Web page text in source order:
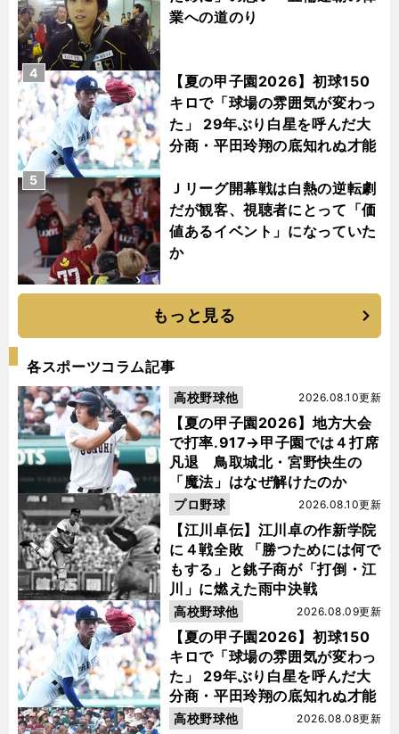
業への道のり
【夏の甲子園2026】初球150
キロで「球場の雰囲気が変わっ
た」 29年ぶり白星を呼んだ大
分商・平田玲翔の底知れぬ才能
4
Ｊリーグ開幕戦は白熱の逆転劇
だが観客、視聴者にとって「価
値あるイベント」になっていた
か
5
もっと見る
各スポーツコラム記事
【夏の甲子園2026】地方大会
で打率.917→甲子園では４打席
凡退 鳥取城北・宮野快生の
「魔法」はなぜ解けたのか
2026.08.10更新
高校野球他
【江川卓伝】江川卓の作新学院
に４戦全敗 「勝つためには何で
もする」と銚子商が「打倒・江
川」に燃えた雨中決戦
2026.08.10更新
プロ野球
【夏の甲子園2026】初球150
キロで「球場の雰囲気が変わっ
た」 29年ぶり白星を呼んだ大
分商・平田玲翔の底知れぬ才能
2026.08.09更新
高校野球他
2026.08.08更新
高校野球他